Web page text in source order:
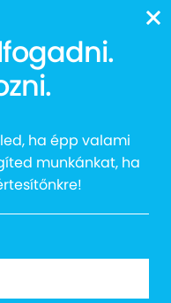
ha épp valami
munkánkat, ha